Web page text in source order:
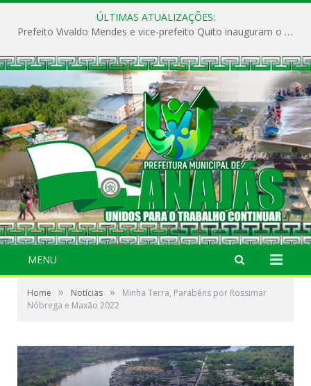
ÚLTIMAS ATUALIZAÇÕES:
Prefeito Vivaldo Mendes e vice-prefeito Quito inauguram o CAPS e fortalecem a saúde pública em Anajás.
MENU
Home » Notícias »
Minha Terra, Parabéns por Rossimar
Nóbrega e Maxão 2022